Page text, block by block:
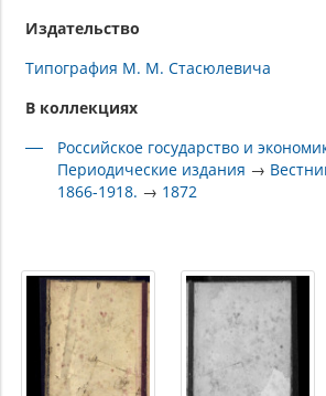
Издательство
Типография М. М. Стасюлевича
В коллекциях
Российское государство и
Периодические издания →
1866-1918. → 1872